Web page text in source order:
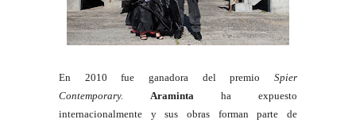
En 2010 fue ganadora del premio
Spier
Contemporary.
Araminta
ha expuesto
internacionalmente y sus obras forman parte de